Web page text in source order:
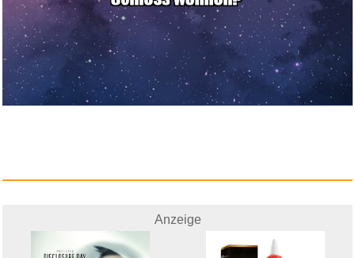
48 Stück Schuh Fersen Rep...
Anzeige
Anzeige